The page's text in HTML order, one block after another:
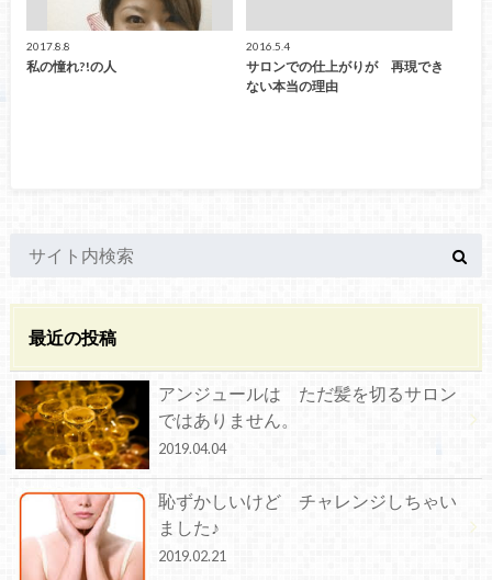
2017.8.8
私の憧れ?!の人
2016.5.4
サロンでの仕上がりが 再現でき
ない本当の理由
最近の投稿
アンジュールは ただ髪を切るサロン
ではありません。
2019.04.04
恥ずかしいけど チャレンジしちゃい
ました♪
2019.02.21